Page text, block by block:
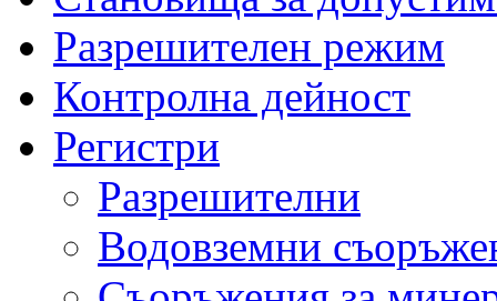
Разрешителен режим
Контролна дейност
Регистри
Разрешителни
Водовземни